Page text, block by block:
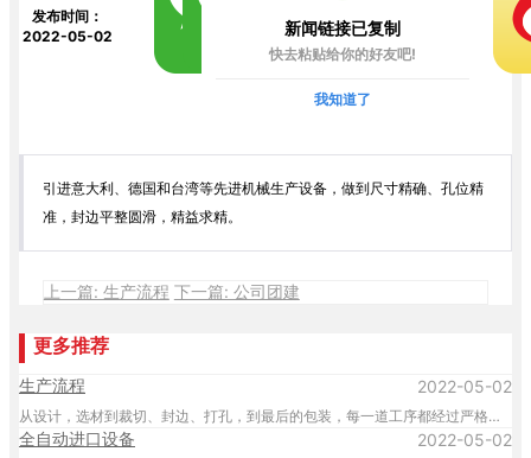
发布时间：
2022-05-02
新闻链接已复制
快去粘贴给你的好友吧!
我知道了
引进意大利、德国和台湾等先进机械生产设备，做到尺寸精确、孔位精
准，封边平整圆滑，精益求精。
上一篇: 生产流程 下一篇: 公司团建
更多推荐
生产流程 2022-05-02
从设计，选材到裁切、封边、打孔，到最后的包装，每一道工序都经过严格的标准控制，保质保量按时完成，力求客户满意。
全自动进口设备 2022-05-02